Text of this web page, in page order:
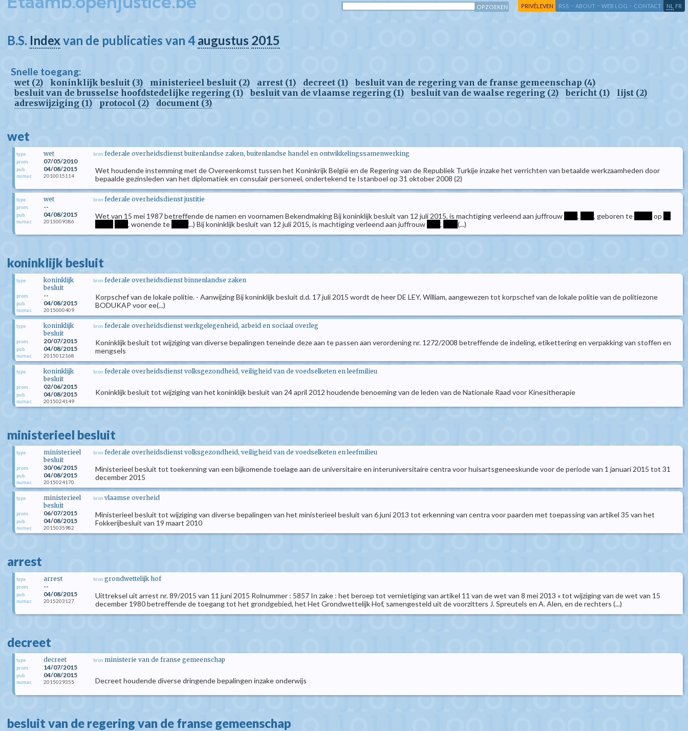
PRIVÉLEVEN RSS - ABOUT - WEB LOG - CONTACT NL FR
B.S. Indexvan de publicaties van 4 augustus 2015
Snelle toegang:
wet (2) koninklijk besluit (3) ministerieel besluit (2) arrest (1) decreet (1)
besluit van de regering van de franse gemeenschap (4)
besluit van de brusselse hoofdstedelijke regering (1)
besluit van de vlaamse regering (1) besluit van de waalse regering (2) bericht (1)
lijst (2)
adreswijziging (1)
protocol (2) document (3)
wet
type wet
prom. 07/05/2010
pub. 04/08/2015
numac 2010015114
bron federale overheidsdienst buitenlandse zaken, buitenlandse handel en ontwikkelingssamenwerking
Wet houdende instemming met de Overeenkomst tussen het Koninkrijk België en de Regering van de Republiek Turkije inzake het verrichten van betaalde werkzaamheden door
bepaalde gezinsleden van het diplomatiek en consulair personeel, ondertekend te Istanboel op 31 oktober 2008 (2)
type wet
prom. --
pub. 04/08/2015
numac 2015009386
bron federale overheidsdienst justitie
Wet van 15 mei 1987 betreffende de namen en voornamen Bekendmaking Bij koninklijk besluit van 12 juli 2015, is machtiging verleend aan juffrouw , , geboren te op
, wonende te ...) Bij koninklijk besluit van 12 juli 2015, is machtiging verleend aan juffrouw , (...)
koninklijk besluit
type
koninklijk
besluit
prom. --
pub. 04/08/2015
numac 2015000409
bron federale overheidsdienst binnenlandse zaken
Korpschef van de lokale politie. - Aanwijzing Bij koninklijk besluit d.d. 17 juli 2015 wordt de heer DE LEY, William, aangewezen tot korpschef van de lokale politie van de politiezone
BODUKAP voor ee(...)
type
koninklijk
besluit
prom. 20/07/2015
pub. 04/08/2015
numac 2015012168
bron federale overheidsdienst werkgelegenheid, arbeid en sociaal overleg
Koninklijk besluit tot wijziging van diverse bepalingen teneinde deze aan te passen aan verordening nr. 1272/2008 betreffende de indeling, etikettering en verpakking van stoffen en
mengsels
type
koninklijk
besluit
prom. 02/06/2015
pub. 04/08/2015
numac 2015024149
bron federale overheidsdienst volksgezondheid, veiligheid van de voedselketen en leefmilieu
Koninklijk besluit tot wijziging van het koninklijk besluit van 24 april 2012 houdende benoeming van de leden van de Nationale Raad voor Kinesitherapie
ministerieel besluit
type
ministerieel
besluit
prom. 30/06/2015
pub. 04/08/2015
numac 2015024170
bron federale overheidsdienst volksgezondheid, veiligheid van de voedselketen en leefmilieu
Ministerieel besluit tot toekenning van een bijkomende toelage aan de universitaire en interuniversitaire centra voor huisartsgeneeskunde voor de periode van 1 januari 2015 tot 31
december 2015
type
ministerieel
besluit
prom. 06/07/2015
pub. 04/08/2015
numac 2015035982
bron vlaamse overheid
Ministerieel besluit tot wijziging van diverse bepalingen van het ministerieel besluit van 6 juni 2013 tot erkenning van centra voor paarden met toepassing van artikel 35 van het
Fokkerijbesluit van 19 maart 2010
arrest
type arrest
prom. --
pub. 04/08/2015
numac 2015203127
bron grondwettelijk hof
Uittreksel uit arrest nr. 89/2015 van 11 juni 2015 Rolnummer : 5857 In zake : het beroep tot vernietiging van artikel 11 van de wet van 8 mei 2013 « tot wijziging van de wet van 15
december 1980 betreffende de toegang tot het grondgebied, het Het Grondwettelijk Hof, samengesteld uit de voorzitters J. Spreutels en A. Alen, en de rechters (...)
decreet
type decreet
prom. 14/07/2015
pub. 04/08/2015
numac 2015029355
bron ministerie van de franse gemeenschap
Decreet houdende diverse dringende bepalingen inzake onderwijs
besluit van de regering van de franse gemeenschap